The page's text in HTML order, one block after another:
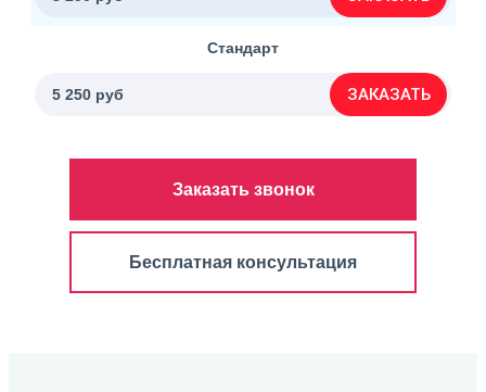
Стандарт
5 250 руб ЗАКАЗАТЬ
Заказать звонок
Бесплатная консультация